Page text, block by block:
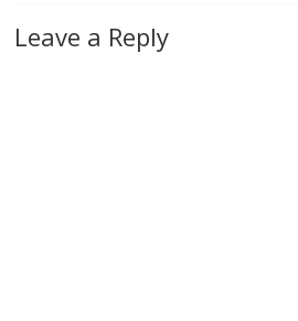
Leave a Reply